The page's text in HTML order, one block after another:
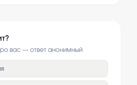
вас — ответ анонимный